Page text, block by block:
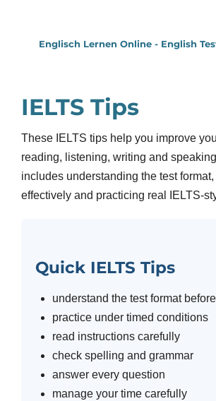
Englisch Lernen Online - English
IELTS Tips
These IELTS tips help you improve
reading, listening, writing and
includes understanding the test
effectively and practicing real IELTS-
Quick IELTS Tips
understand the test format
practice under timed conditions
read instructions carefully
check spelling and grammar
answer every question
manage your time carefully